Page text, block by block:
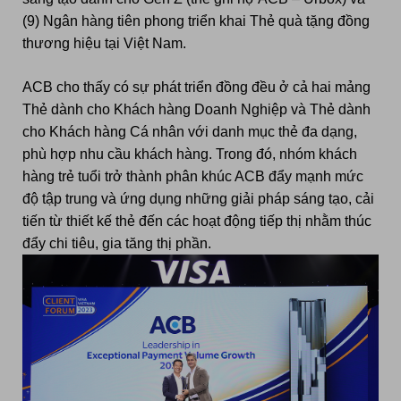
(9) Ngân hàng tiên phong triển khai Thẻ quà tặng đồng
thương hiệu tại Việt Nam.
ACB cho thấy có sự phát triển đồng đều ở cả hai mảng
Thẻ dành cho Khách hàng Doanh Nghiệp và Thẻ dành
cho Khách hàng Cá nhân với danh mục thẻ đa dạng,
phù hợp nhu cầu khách hàng. Trong đó, nhóm khách
hàng trẻ tuổi trở thành phân khúc ACB đẩy mạnh mức
độ tập trung và ứng dụng những giải pháp sáng tạo, cải
tiến từ thiết kế thẻ đến các hoạt động tiếp thị nhằm thúc
đẩy chi tiêu, gia tăng thị phần.